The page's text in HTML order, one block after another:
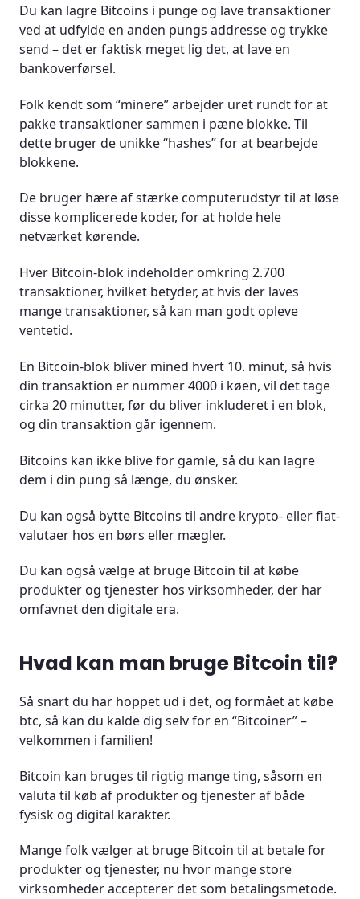
Du kan lagre Bitcoins i punge og lave transaktioner
ved at udfylde en anden pungs addresse og trykke
send – det er faktisk meget lig det, at lave en
bankoverførsel.
Folk kendt som “minere” arbejder uret rundt for at
pakke transaktioner sammen i pæne blokke. Til
dette bruger de unikke “hashes” for at bearbejde
blokkene.
De bruger hære af stærke computerudstyr til at løse
disse komplicerede koder, for at holde hele
netværket kørende.
Hver Bitcoin-blok indeholder omkring 2.700
transaktioner, hvilket betyder, at hvis der laves
mange transaktioner, så kan man godt opleve
ventetid.
En Bitcoin-blok bliver mined hvert 10. minut, så hvis
din transaktion er nummer 4000 i køen, vil det tage
cirka 20 minutter, før du bliver inkluderet i en blok,
og din transaktion går igennem.
Bitcoins kan ikke blive for gamle, så du kan lagre
dem i din pung så længe, du ønsker.
Du kan også bytte Bitcoins til andre krypto- eller fiat-
valutaer hos en børs eller mægler.
Du kan også vælge at bruge Bitcoin til at købe
produkter og tjenester hos virksomheder, der har
omfavnet den digitale era.
Hvad kan man bruge Bitcoin til?
Så snart du har hoppet ud i det, og formået at købe
btc, så kan du kalde dig selv for en “Bitcoiner” –
velkommen i familien!
Bitcoin kan bruges til rigtig mange ting, såsom en
valuta til køb af produkter og tjenester af både
fysisk og digital karakter.
Mange folk vælger at bruge Bitcoin til at betale for
produkter og tjenester, nu hvor mange store
virksomheder accepterer det som betalingsmetode.